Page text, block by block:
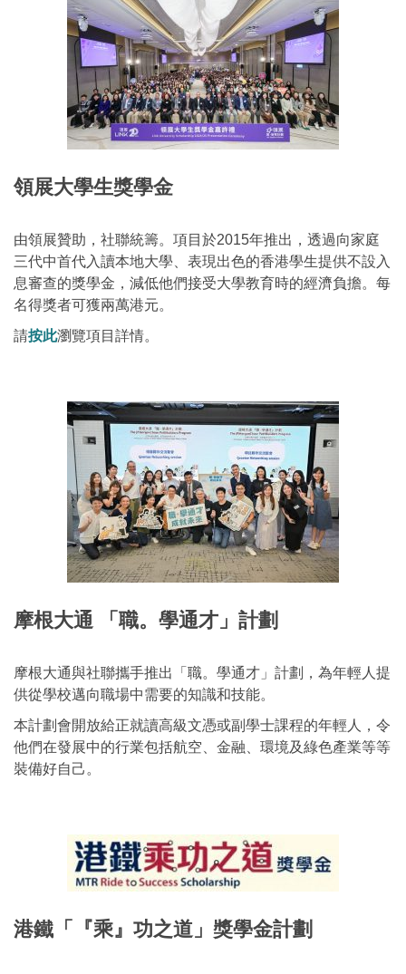
領展大學生獎學金
由領展贊助，社聯統籌。項目於2015年推出，透過向家庭
三代中首代入讀本地大學、表現出色的香港學生提供不設入
息審查的獎學金，減低他們接受大學教育時的經濟負擔。每
名得獎者可獲兩萬港元。
請按此瀏覽項目詳情。
摩根大通 「職。學通才」計劃
摩根大通與社聯攜手推出「職。學通才」計劃，為年輕人提
供從學校邁向職場中需要的知識和技能。
本計劃會開放給正就讀高級文憑或副學士課程的年輕人，令
他們在發展中的行業包括航空、金融、環境及綠色產業等等
裝備好自己。
港鐵「『乘』功之道」獎學金計劃